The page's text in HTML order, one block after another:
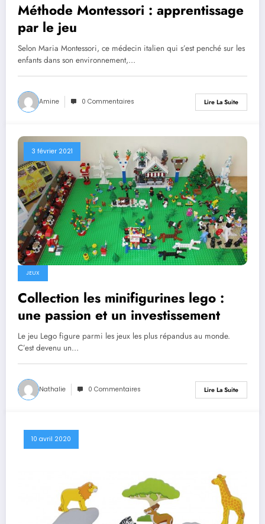
Méthode Montessori : apprentissage
par le jeu
Selon Maria Montessori, ce médecin italien qui s’est penché sur les
enfants dans son environnement,…
Amine 0 Commentaires Lire La Suite
3 février 2021
JEUX
Collection les minifigurines lego :
une passion et un investissement
Le jeu Lego figure parmi les jeux les plus répandus au monde.
C’est devenu un…
Nathalie 0 Commentaires Lire La Suite
10 avril 2020